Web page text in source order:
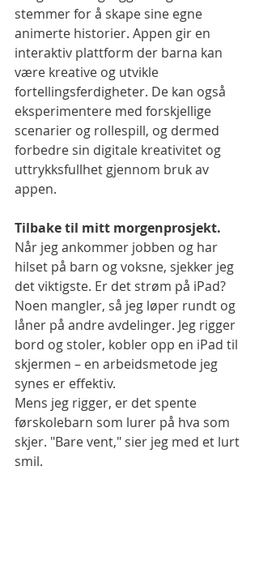
stemmer for å skape sine egne
animerte historier. Appen gir en
interaktiv plattform der barna kan
være kreative og utvikle
fortellingsferdigheter. De kan også
eksperimentere med forskjellige
scenarier og rollespill, og dermed
forbedre sin digitale kreativitet og
uttrykksfullhet gjennom bruk av
appen.
Tilbake til mitt morgenprosjekt.
Når jeg ankommer jobben og har
hilset på barn og voksne, sjekker jeg
det viktigste. Er det strøm på iPad?
Noen mangler, så jeg løper rundt og
låner på andre avdelinger. Jeg rigger
bord og stoler, kobler opp en iPad til
skjermen – en arbeidsmetode jeg
synes er effektiv.
Mens jeg rigger, er det spente
førskolebarn som lurer på hva som
skjer. "Bare vent," sier jeg med et lurt
smil.